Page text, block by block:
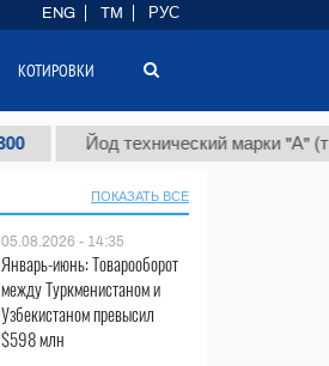
Йод технический марки "А" (т.) $86
ПОКАЗАТЬ ВСЕ
05.08.2026 - 14:35
Январь-июнь: Товарооборот
между Туркменистаном и
Узбекистаном превысил
$598 млн
ENG TM РУС
КОТИРОВКИ